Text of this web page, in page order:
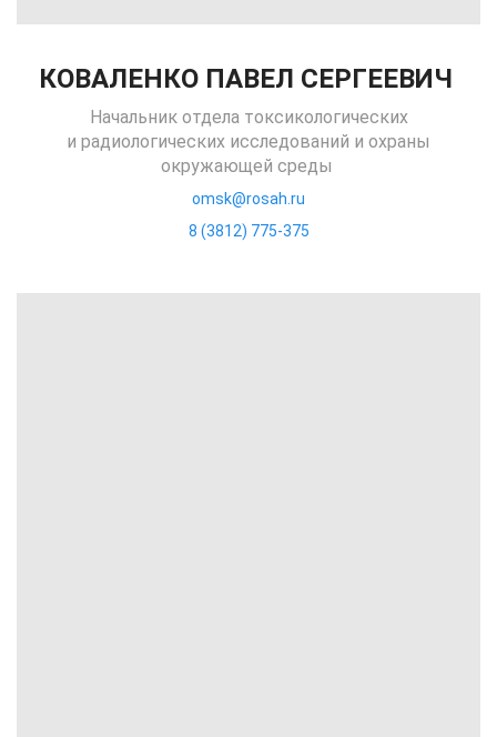
КОВАЛЕНКО ПАВЕЛ СЕРГЕЕВИЧ
Начальник отдела токсикологических
и радиологических исследований и охраны
окружающей среды
omsk@rosah.ru
8 (3812) 775-375